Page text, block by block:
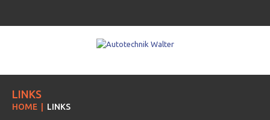
LINKS
HOME LINKS